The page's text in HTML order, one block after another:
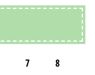
7
8